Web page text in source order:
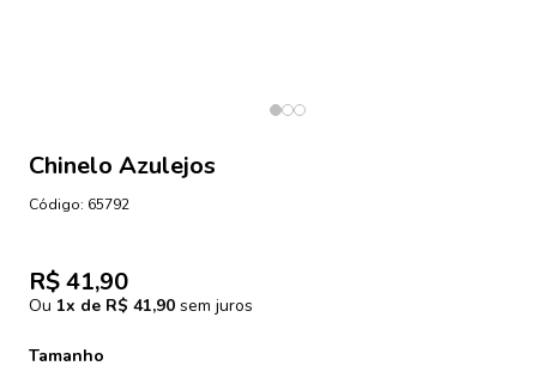
Chinelo Azulejos
Código: 65792
R$ 41,90
Ou 1x de R$ 41,90 sem juros
Tamanho